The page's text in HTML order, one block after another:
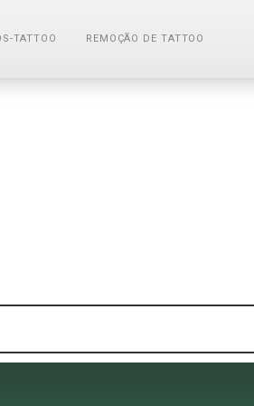
TATTOO REMOÇÃO DE TATTOO